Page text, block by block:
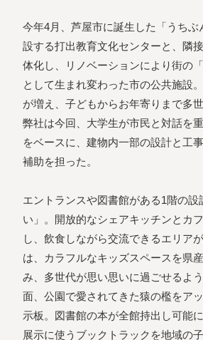
今年4月、芦屋市に誕生した「うちぶ
設する打出教育文化センターと、隣
体化し、リノベーションにより街の
として生まれ変わった市の公共施設
が増え、子どもからお年寄りまで多
弊社は今回、大学生が市民と対話を
をベースに、建物内一部の設計と工
補助を担った。
エントランスや図書館がある1階の設
い」。開放的なシェアキッチンとカ
し、飲食しながら交流できるエリア
は、カラフルなキッズスペースを県
み、多世代が思い思いに過ごせるよ
面、公園で愛されてきた猿の檻をア
示板。図書館の本が全館持出し可能
展示に使うブックトラックを地域の